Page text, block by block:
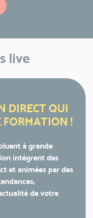
live
DIRECT QUI
FORMATION !
à grande
intègrent des
et animées par des
de votre